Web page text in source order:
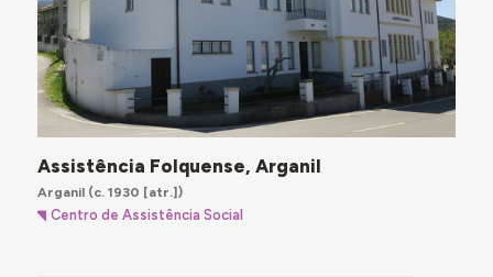
Assistência Folquense, Arganil
Arganil(c. 1930 [atr.])
Centro de Assistência Social